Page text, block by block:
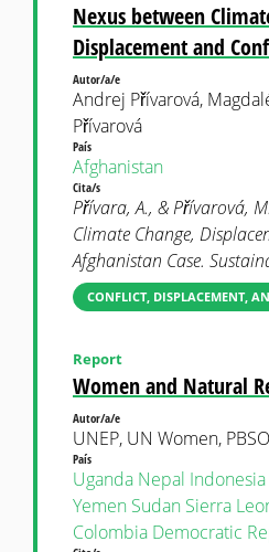
Nexus between
Displacement and
Autor/a/e
Andrej Přívarová,
Přívarová
País
Afghanistan
Cita/s
Přívara, A., & Přívarová,
Climate Change,
Afghanistan Case.
CONFLICT, DISPLACEMENT,
Women and Natural
Report
Autor/a/e
UNEP, UN Women,
País
Uganda Nepal Indonesia
Yemen Sudan Sierra
Colombia Democratic